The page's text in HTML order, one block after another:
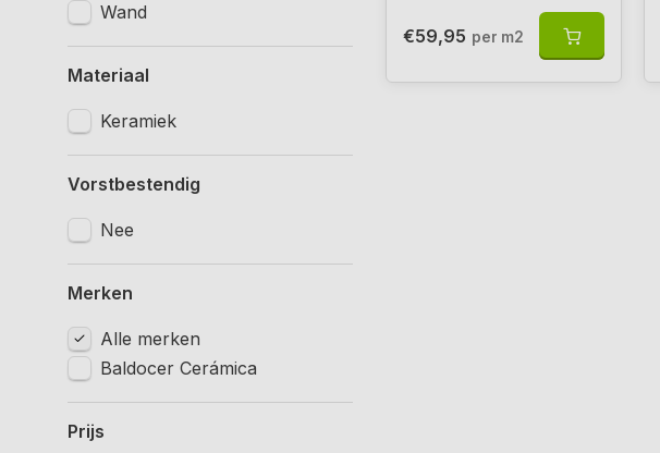
Wand
Materiaal
Keramiek
Vorstbestendig
Nee
Merken
Alle merken
Baldocer Cerámica
Prijs
€59,95 per m2